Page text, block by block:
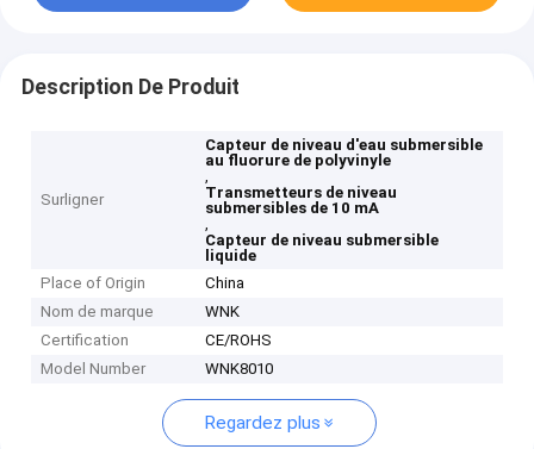
Description De Produit
Surligner
Capteur de niveau d'eau submersible
au fluorure de polyvinyle
,
Transmetteurs de niveau
submersibles de 10 mA
,
Capteur de niveau submersible
liquide
Place of Origin
China
Nom de marque
WNK
Certification
CE/ROHS
Model Number
WNK8010
Regardez plus